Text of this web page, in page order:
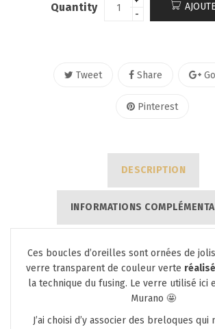
Quantity
Tweet Share
Pinterest
DESCRIPTION
INFORMATIONS
Ces boucles d’oreilles sont ornées de
verre transparent de couleur verte
la technique du fusing. Le verre utilisé ici
Murano 🤩
J’ai choisi d’y associer des breloques qui